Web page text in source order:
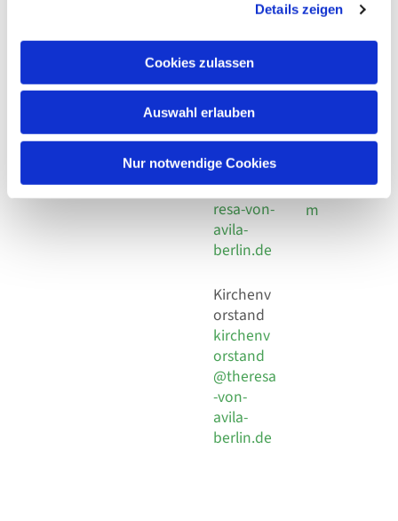
Details zeigen
Cookies zulassen
Auswahl erlauben
Nur notwendige Cookies
Kirchengemeinde Pfarrei
Hl. Theresa von Avila Berlin
Leitender Pfarrer - Norbert
Behaimstr. 39
Telefon
+49 30
924 64 28
Fax +49
30 924 54
18
E-Mail
info@the
resa-von-
avila-
berlin.de
Kirchenv
orstand
kirchenv
orstand
@theresa
-von-
avila-
berlin.de
Datensch
utz
Social
Impressu
m